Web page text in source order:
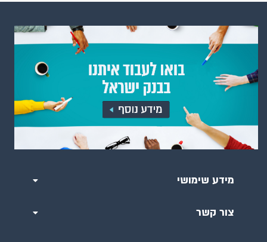
מידע שימושי
צור קשר